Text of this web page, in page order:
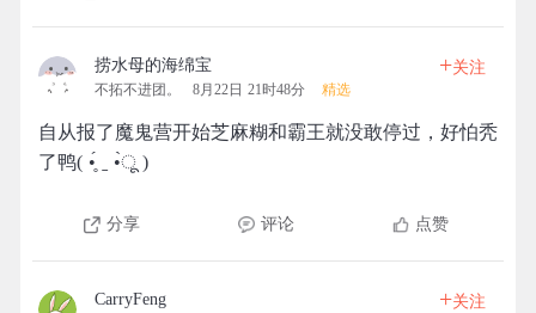
捞水母的海绵宝
不拓不进团。 8月22日 21时48分 精选
+关注
自从报了魔鬼营开始芝麻糊和霸王就没敢停过，好怕秃
了鸭( •̥́ ˍ •̀ू )
分享 评论 点赞
CarryFeng +关注